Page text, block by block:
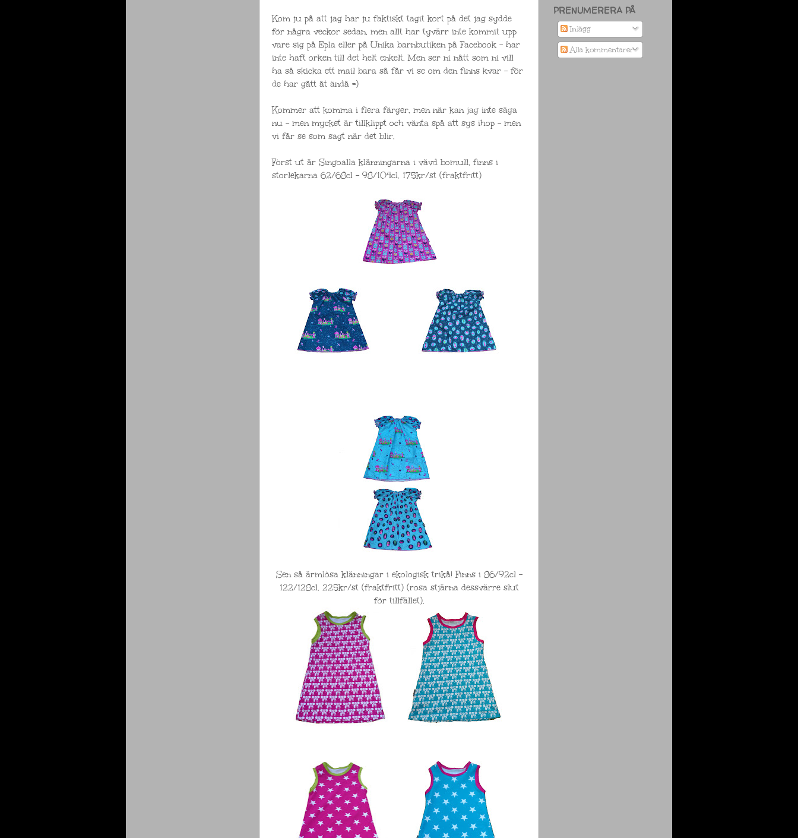
Kom ju på att jag har ju faktiskt tagit kort på det jag sydde
för några veckor sedan, men allt har tyvärr inte kommit upp
vare sig på Epla eller på Unika barnbutiken på Facebook - har
inte haft orken till det helt enkelt. Men ser ni nått som ni vill
ha så skicka ett mail bara så får vi se om den finns kvar - för
de har gått åt ändå =)
Kommer att komma i flera färger, men när kan jag inte säga
nu - men mycket är tillklippt och vänta spå att sys ihop - men
vi får se som sagt när det blir.
Först ut är Singoalla klänningarna i vävd bomull, finns i
storlekarna 62/68cl - 98/104cl. 175kr/st (fraktfritt)
Sen så ärmlösa klänningar i ekologisk trikå! Finns i 86/92cl -
122/128cl. 225kr/st (fraktfritt) (rosa stjärna dessvärre slut
för tillfället).
PRENUMERERA PÅ
Inlägg
Alla kommentarer